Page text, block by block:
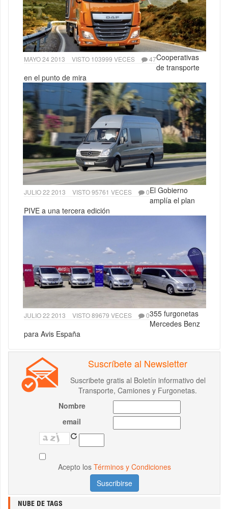
MAYO 24 2013 VISTO 103999 VECES 47Cooperativas
de transporte
en el punto de mira
JULIO 22 2013 VISTO 95761 VECES 0El Gobierno
amplía el plan
PIVE a una tercera edición
JULIO 22 2013 VISTO 89679 VECES 0355 furgonetas
Mercedes Benz
para Avis España
Suscríbete al Newsletter
Suscribete gratis al Boletín informativo del
Transporte, Camiones y Furgonetas.
Nombre
email
Acepto los Términos y Condiciones
NUBE DE TAGS